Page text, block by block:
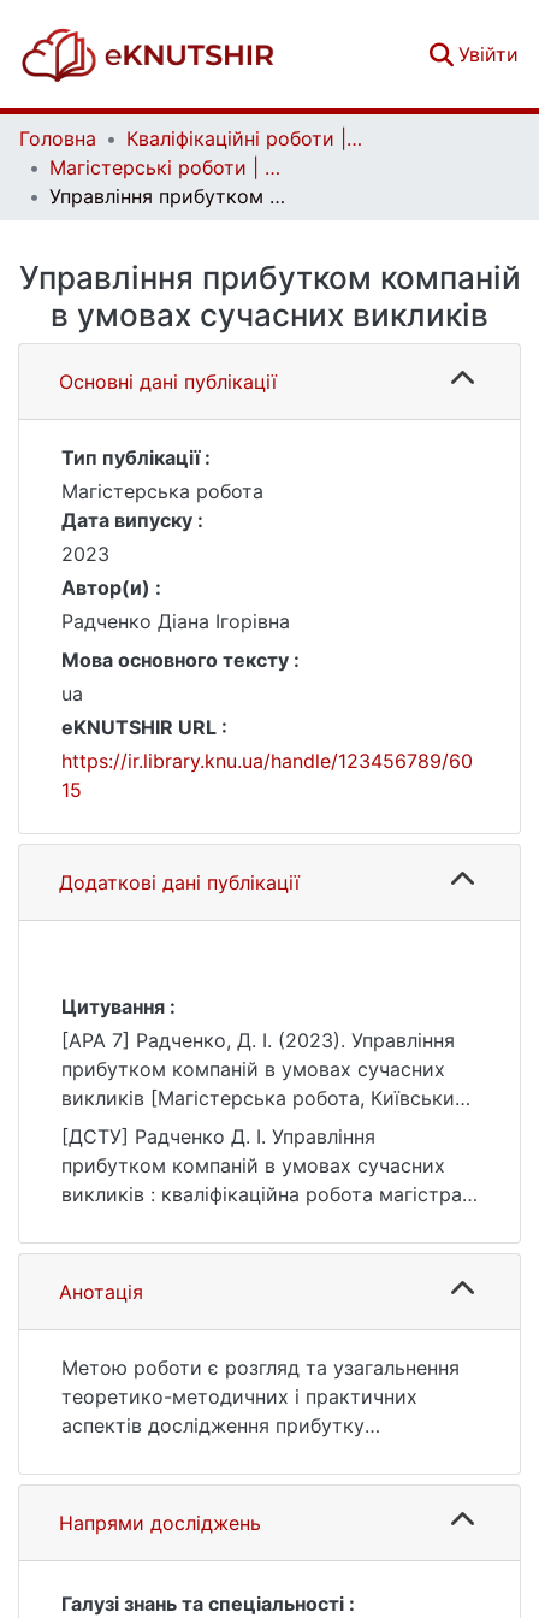
Увійти
Головна
Кваліфікаційні роботи | Qualifying works
Магістерські роботи | Master's theses
Управління прибутком компаній в умовах сучасних викликів
Управління прибутком компаній
в умовах сучасних викликів
Основні дані публікації
Тип публікації :
Магістерська робота
Дата випуску :
2023
Автор(и) :
Радченко Діана Ігорівна
Мова основного тексту :
ua
eKNUTSHIR URL :
https://ir.library.knu.ua/handle/123456789/60
15
Додаткові дані публікації
Цитування :
[APA 7] Радченко, Д. І. (2023). Управління
прибутком компаній в умовах сучасних
викликів [Магістерська робота, Київський
національний університет імені Тараса
Шевченка]. eKNUTSHIR.
https://ir.library.knu.ua/handle/123456789/60
[ДСТУ] Радченко Д. І. Управління
прибутком компаній в умовах сучасних
викликів : кваліфікаційна робота магістра :
2023. 86 с. URL:
https://ir.library.knu.ua/handle/123456789/60
15 (дата звернення: 25.07.2026).
Анотація
Метою роботи є розгляд та узагальнення
теоретико-методичних і практичних
аспектів дослідження прибутку
напрямів підвищення ефективності
управління ним в умовах сучасних
викликів.
діяльність підприємства, зокрема ТОВ
Напрями досліджень
Галузі знань та спеціальності :